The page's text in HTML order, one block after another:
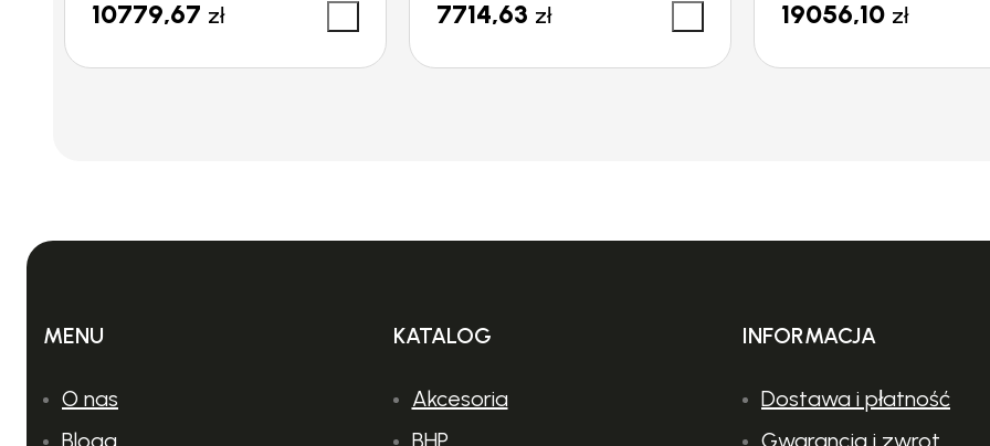
10779,67 zł 7714,63 zł 19056,10 zł
MENU
O nas
KATALOG
Akcesoria
INFORMACJA
Dostawa i płatność